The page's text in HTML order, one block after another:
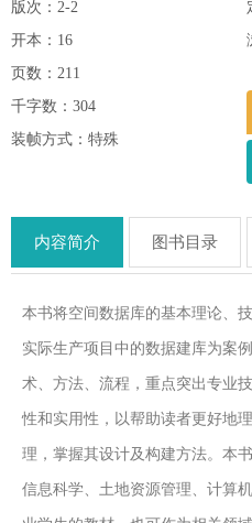
版次：2-2
开本：16
页数：211
千字数：304
装帧方式：特殊
内容简介 图书目录
本书将空间数据库的基本理论、
实际生产项目中的数据建库为案
术、方法、流程，重点突出专业
性和实用性，以帮助读者更好地
理，掌握其设计及构建方法。本
信息科学、土地资源管理、计算